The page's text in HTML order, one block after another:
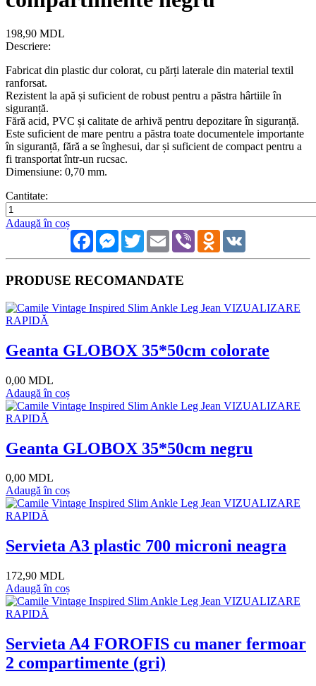
198,90 MDL
Descriere:
Fabricat din plastic dur colorat, cu părți laterale din material textil
ranforsat.
Rezistent la apă și suficient de robust pentru a păstra hârtiile în
siguranță.
Fără acid, PVC și calitate de arhivă pentru depozitare în siguranță.
Este suficient de mare pentru a păstra toate documentele importante
în siguranță, fără a se înghesui, dar și suficient de compact pentru a
fi transportat într-un rucsac.
Dimensiune: 0,70 mm.
Cantitate:
Adaugă în coș
FacebookMessenger
TwitterEmail Viber Odnoklassniki
PRODUSE RECOMANDATE
VIZUALIZARE
RAPIDĂ
Geanta GLOBOX 35*50cm colorate
0,00 MDL
Adaugă în coș
VIZUALIZARE
RAPIDĂ
Geanta GLOBOX 35*50cm negru
0,00 MDL
Adaugă în coș
VIZUALIZARE
RAPIDĂ
Servieta A3 plastic 700 microni neagra
172,90 MDL
Adaugă în coș
VIZUALIZARE
RAPIDĂ
Servieta A4 FOROFIS cu maner fermoar
2 compartimente (gri)